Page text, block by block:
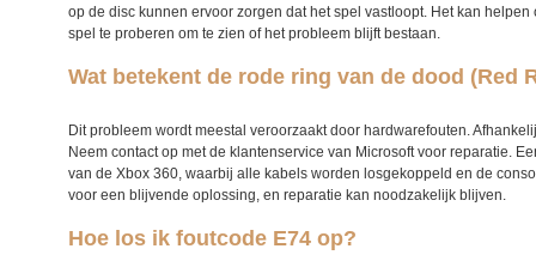
op de disc kunnen ervoor zorgen dat het spel vastloopt. Het kan
spel te proberen om te zien of het probleem blijft bestaan.
Wat betekent de rode ring van de dood (Red
Dit probleem wordt meestal veroorzaakt door hardwarefouten.
Neem contact op met de klantenservice van Microsoft voor reparatie.
van de Xbox 360, waarbij alle kabels worden losgekoppeld en de
voor een blijvende oplossing, en reparatie kan noodzakelijk blijven.
Hoe los ik foutcode E74 op?